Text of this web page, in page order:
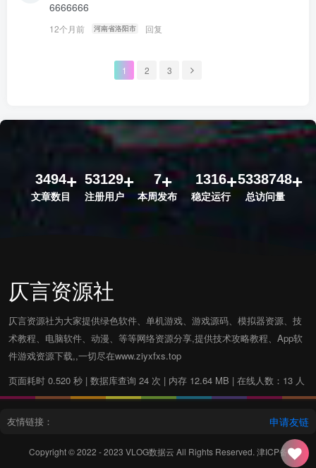
6666666
12个月前 河南省洛阳市 回复
1 2 3
3494
文章数目
53129
注册用户
7
本周发布
1316
稳定运行
5338748
总访问量
仄言资源社
仄言资源社为大家提供绿色软件、单机游戏、游戏源码、模拟器资源、技
术教程、电脑软件、动漫、等等网络资源分享,提供技术攻略教程、App软
件游戏资源下载,,一切尽在www.ziyxfxs.top
页面耗时 0.520 秒 | 数据库查询 24 次 | 内存 12.64 MB | 在线人数：13 人
友情链接： 申请友链
Copyright © 2022 - 2023 VLOG数据云 All Rights Reserved.津ICP备